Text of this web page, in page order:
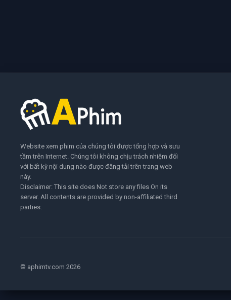
Website xem phim của chúng tôi được tổng hợp và sưu
tầm trên Internet. Chúng tôi không chịu trách nhiệm đối
với bất kỳ nội dung nào được đăng tải trên trang web
này.
Disclaimer: This site does Not store any files On its
server. All contents are provided by non-affiliated third
parties.
© aphimtv.com 2026